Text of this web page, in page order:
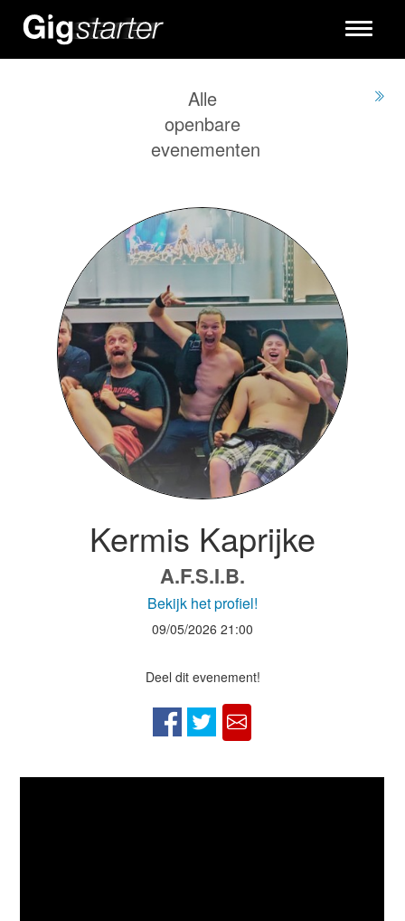
Toggle
Alle
openbare
evenementen
Kermis Kaprijke
A.F.S.I.B.
Bekijk het profiel!
09/05/2026 21:00
Deel dit evenement!